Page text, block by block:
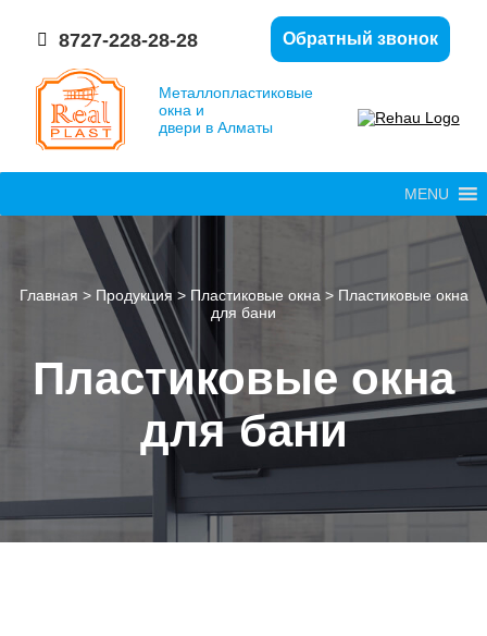
Обратный звонок
8727-228-28-28
Металлопластиковые
окна и
двери в Алматы
MENU
Главная > Продукция > Пластиковые окна> Пластиковые окна
для бани
Пластиковые окна
для бани